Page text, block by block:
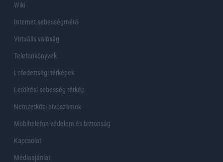
Wiki
Internet sebességmérő
Virtuális valóság
Telefonkönyvek
Lefedettségi térképek
Letöltési sebesség térkép
Nemzetközi hívószámok
Mobiltelefon védelem és biztonság
Kapcsolat
Médiaajánlat